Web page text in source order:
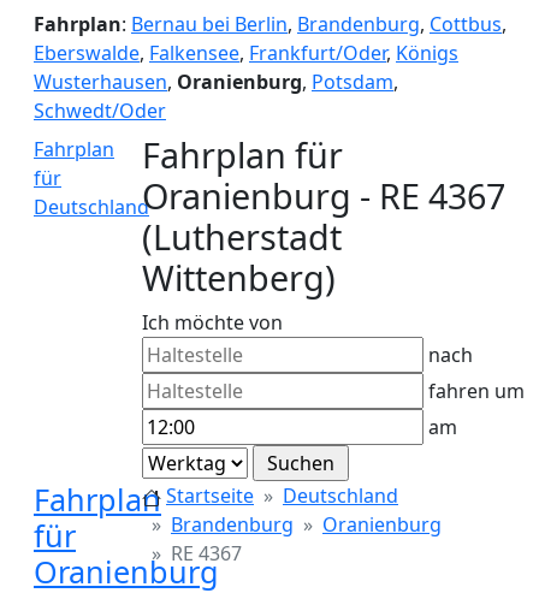
Fahrplan: Bernau bei Berlin, Brandenburg, Cottbus,
Eberswalde, Falkensee, Frankfurt/Oder, Königs
Wusterhausen, Oranienburg, Potsdam,
Schwedt/Oder
Fahrplan
für
Deutschland
Fahrplan für
Oranienburg - RE 4367
(Lutherstadt
Wittenberg)
Ich möchte von
nach
fahren um
am
Fahrplan
für
Oranienburg
Startseite
Deutschland
Brandenburg
Oranienburg
RE 4367